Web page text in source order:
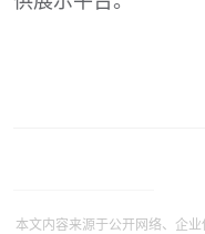
本文内容来源于公开网络、企